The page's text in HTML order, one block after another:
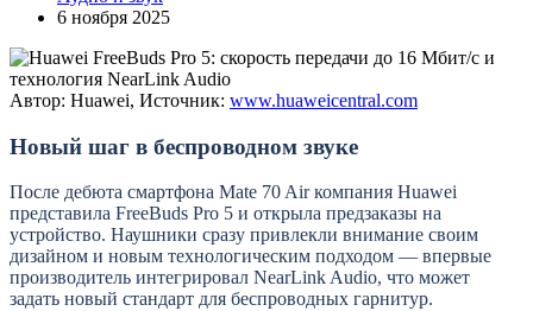
6 ноября 2025
Автор: Huawei, Источник: www.huaweicentral.com
Новый шаг в беспроводном звуке
После дебюта смартфона Mate 70 Air компания Huawei
представила FreeBuds Pro 5 и открыла предзаказы на
устройство. Наушники сразу привлекли внимание своим
дизайном и новым технологическим подходом — впервые
производитель интегрировал NearLink Audio, что может
задать новый стандарт для беспроводных гарнитур.